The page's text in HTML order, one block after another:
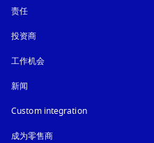
责任
投资商
工作机会
新闻
Custom integration
成为零售商